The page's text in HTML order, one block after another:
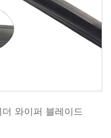
JJ 전통적인 프